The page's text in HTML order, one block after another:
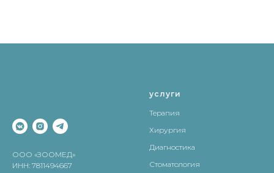
ООО «ЗООМЕД»
ИНН: 7811494667
услуги
Терапия
Хирургия
Диагностика
Стоматология